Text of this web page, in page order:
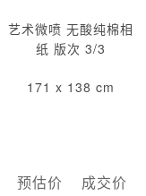
艺术微喷 无酸纯棉相
纸 版次 3/3
171 x 138 cm
预估价 成交价